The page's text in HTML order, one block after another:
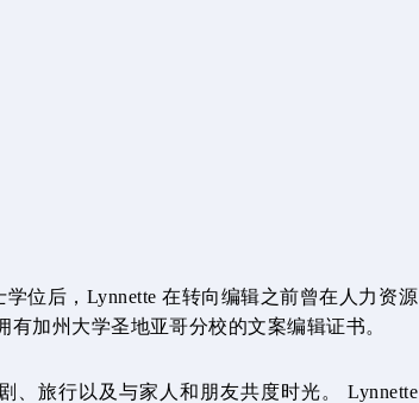
位后，Lynnette 在转向编辑之前曾在人力资源
加州大学圣地亚哥分校的文案编辑证书。
、旅行以及与家人和朋友共度时光。 Lynnette